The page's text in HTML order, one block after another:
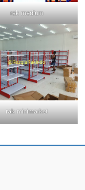
rak medium
rak minimarket